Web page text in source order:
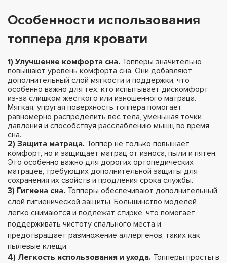
Особенности использования
топпера для кровати
1) Улучшение комфорта сна. Топперы значительно
повышают уровень комфорта сна. Они добавляют
дополнительный слой мягкости и поддержки, что
особенно важно для тех, кто испытывает дискомфорт
из-за слишком жесткого или изношенного матраца.
Мягкая, упругая поверхность топпера помогает
равномерно распределить вес тела, уменьшая точки
давления и способствуя расслаблению мышц во время
сна.
2) Защита матраца. Топпер не только повышает
комфорт, но и защищает матрац от износа, пыли и пятен.
Это особенно важно для дорогих ортопедических
матрацев, требующих дополнительной защиты для
сохранения их свойств и продления срока службы.
3) Гигиена сна. Топперы обеспечивают дополнительный
слой гигиенической защиты. Большинство моделей
легко снимаются и подлежат стирке, что помогает
поддерживать чистоту спального места и
предотвращает размножение аллергенов, таких как
пылевые клещи.
4) Легкость использования и ухода. Топперы просты в